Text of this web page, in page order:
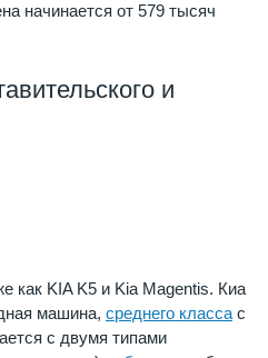
начинается от 579 тысяч
и
как KIA K5 и Kia Magentis. Киа
машина, среднего класса с
с двумя типами